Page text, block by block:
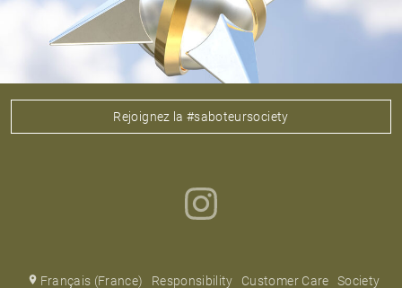
Rejoignez la #saboteursociety
Français (France) Responsibility Customer Care
Society